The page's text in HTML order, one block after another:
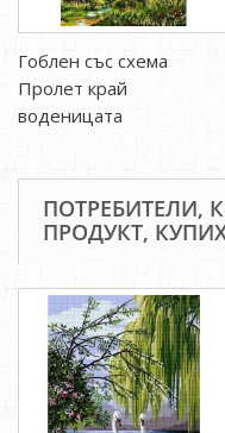
Гоблен със схема
Пролет край
воденицата
ПОТРЕБИТЕЛИ,
ПРОДУКТ,